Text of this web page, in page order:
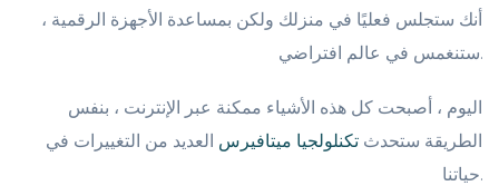
أنك ستجلس فعليًا في منزلك ولكن بمساعدة الأجهزة الرقمية ،
ستنغمس في عالم افتراضي.
اليوم ، أصبحت كل هذه الأشياء ممكنة عبر الإنترنت ، بنفس
الطريقة ستحدث تكنلولجيا ميتافيرس العديد من التغييرات في
حياتنا.